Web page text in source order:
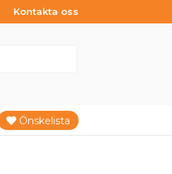
Kontakta oss
Önskelista